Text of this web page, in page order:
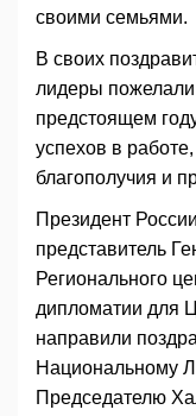
своими семьями.
В своих
лидеры пожелали
предстоящем
успехов в
благополучия и
Президент
представитель
Регионального
дипломатии для
направили
Национальному
Председателю